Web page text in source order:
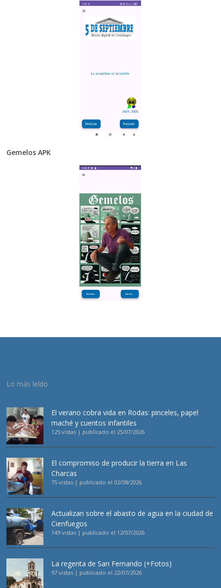
Gemelos APK
Lo más leído
El verano cobra vida en Rodas: pinceles, papel
maché y cuentos infantiles
125 vistas | publicado el 25/07/2026
El compromiso de producir la tierra en Las
Charcas
75 vistas | publicado el 02/08/2026
Actualizan sobre el abasto de agua en la ciudad de
Cienfuegos
149 vistas | publicado el 12/07/2026
La regenta de San Fernando (+Fotos)
97 vistas | publicado el 22/07/2026